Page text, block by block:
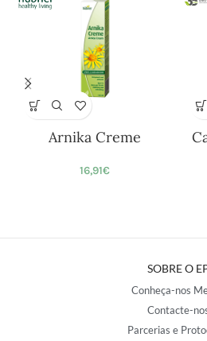
Arnika Creme
16,91€
SOBRE O
Conheça-nos
Contacte-
Parcerias e